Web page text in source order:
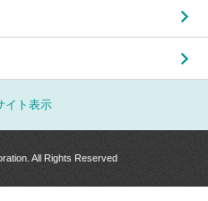
イト表示
All Rights Reserved